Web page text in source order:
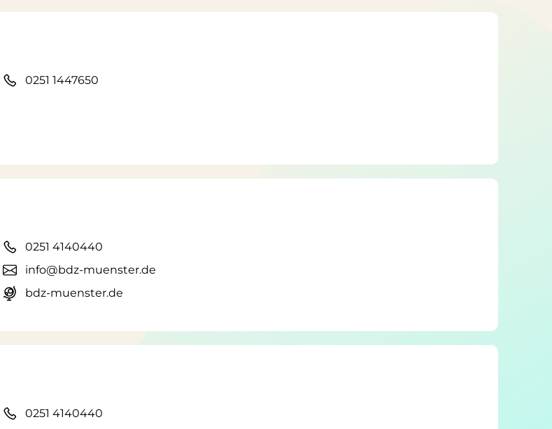
0251 1447650
0251 4140440
info@bdz-muenster.de
bdz-muenster.de
0251 4140440